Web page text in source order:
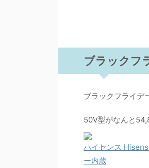
ブラックフ
ブラックフライデ
50V型がなんと
ハイセンス
ー内蔵